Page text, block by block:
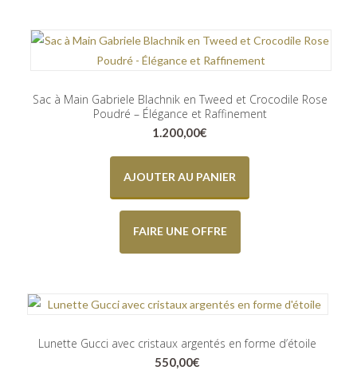
Sac à Main Gabriele Blachnik en Tweed et Crocodile Rose
Poudré – Élégance et Raffinement
1.200,00€
AJOUTER AU PANIER
FAIRE UNE OFFRE
Lunette Gucci avec cristaux argentés en forme d’étoile
550,00€